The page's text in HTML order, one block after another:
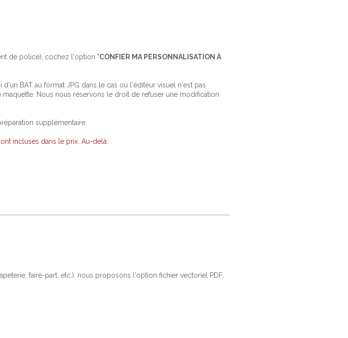
de police), cochez l'option "CONFIER MA PERSONNALISATION À
BAT au format JPG dans le cas où l'éditeur visuel n'est pas
Nous nous réservons le droit de refuser une modification
supplémentaire.
incluses dans le prix. Au-delà:
faire-part, etc.), nous proposons l'option fichier vectoriel PDF,